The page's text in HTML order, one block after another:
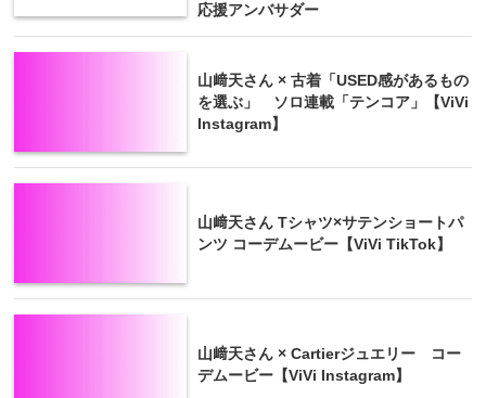
応援アンバサダー
山﨑天さん × 古着「USED感があるもの
を選ぶ」 ソロ連載「テンコア」【ViVi
Instagram】
山﨑天さん Tシャツ×サテンショートパ
ンツ コーデムービー【ViVi TikTok】
山﨑天さん × Cartierジュエリー コー
デムービー【ViVi Instagram】